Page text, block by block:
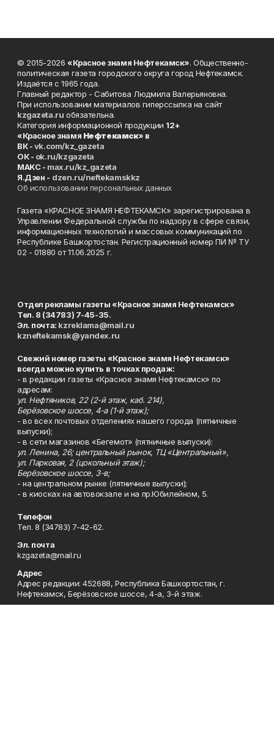
© 2015-2026 «Красное знамя Нефтекамск». Общественно-
политическая газета городского округа город Нефтекамск.
Издаётся с 1965 года.
Главный редактор - Сабитова Людмила Валерьяновна.
При использовании материалов гиперссылка на сайт
kzgazeta.ru обязательна.
Категория информационной продукции 12+
«Красное знамя Нефтекамск» в
ВК -vk.com/kz_gazeta
ОК - ok.ru/kzgazeta
MAKC - max.ru/kz_gazeta
Я.Дзен - dzen.ru/neftekamskkz
Об использовании персональных данных
Газета «КРАСНОЕ ЗНАМЯ НЕФТЕКАМСК» зарегистрирована в
Управлении Федеральной службы по надзору в сфере связи,
информационных технологий и массовых коммуникаций по
Республике Башкортостан. Регистрационный номер ПИ № ТУ
02 - 01880 от 11.06.2025 г.
Отдел рекламы газеты «Красное знамя Нефтекамск»
Тел. 8 (34783) 7-45-35.
Эл. почта: kzreklama@mail.ru
kzneftekamsk@yandex.ru
Свежий номер газеты «Красное знамя Нефтекамск»
всегда можно купить в точках продаж:
- в редакции газеты «Красное знамя Нефтекамск» по
адресам:
ул. Нефтяников, 22 (2-й этаж, каб. 214),
Берёзовское шоссе, 4-а (1-й этаж);
- во всех почтовых отделениях нашего города (пятничные
выпуски);
- в сети магазинов «Бегемот» (пятничные выпуски):
ул. Ленина, 26; центральный рынок, ТЦ «Центральный»,
ул. Парковая, 2 (цокольный этаж);
Берёзовское шоссе, 3-в;
- на центральном рынке (пятничные выпуски);
- в киосках на автовокзале и на пр.Юбилейном, 5.
Телефон
Тел. 8 (34783) 7-42-62.
Эл. почта
kzgazeta@mail.ru
Адрес
Адрес редакции: 452688, Республика Башкортостан, г.
Нефтекамск, Берёзовское шоссе, 4-а, 3-й этаж.